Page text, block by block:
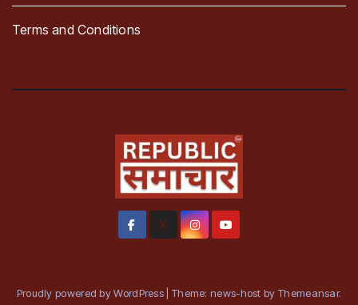
Terms and Conditions
Proudly powered by WordPress Theme: news-host by Themeansar.